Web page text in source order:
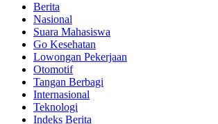
Berita
Nasional
Suara Mahasiswa
Go Kesehatan
Lowongan Pekerjaan
Otomotif
Tangan Berbagi
Internasional
Teknologi
Indeks Berita